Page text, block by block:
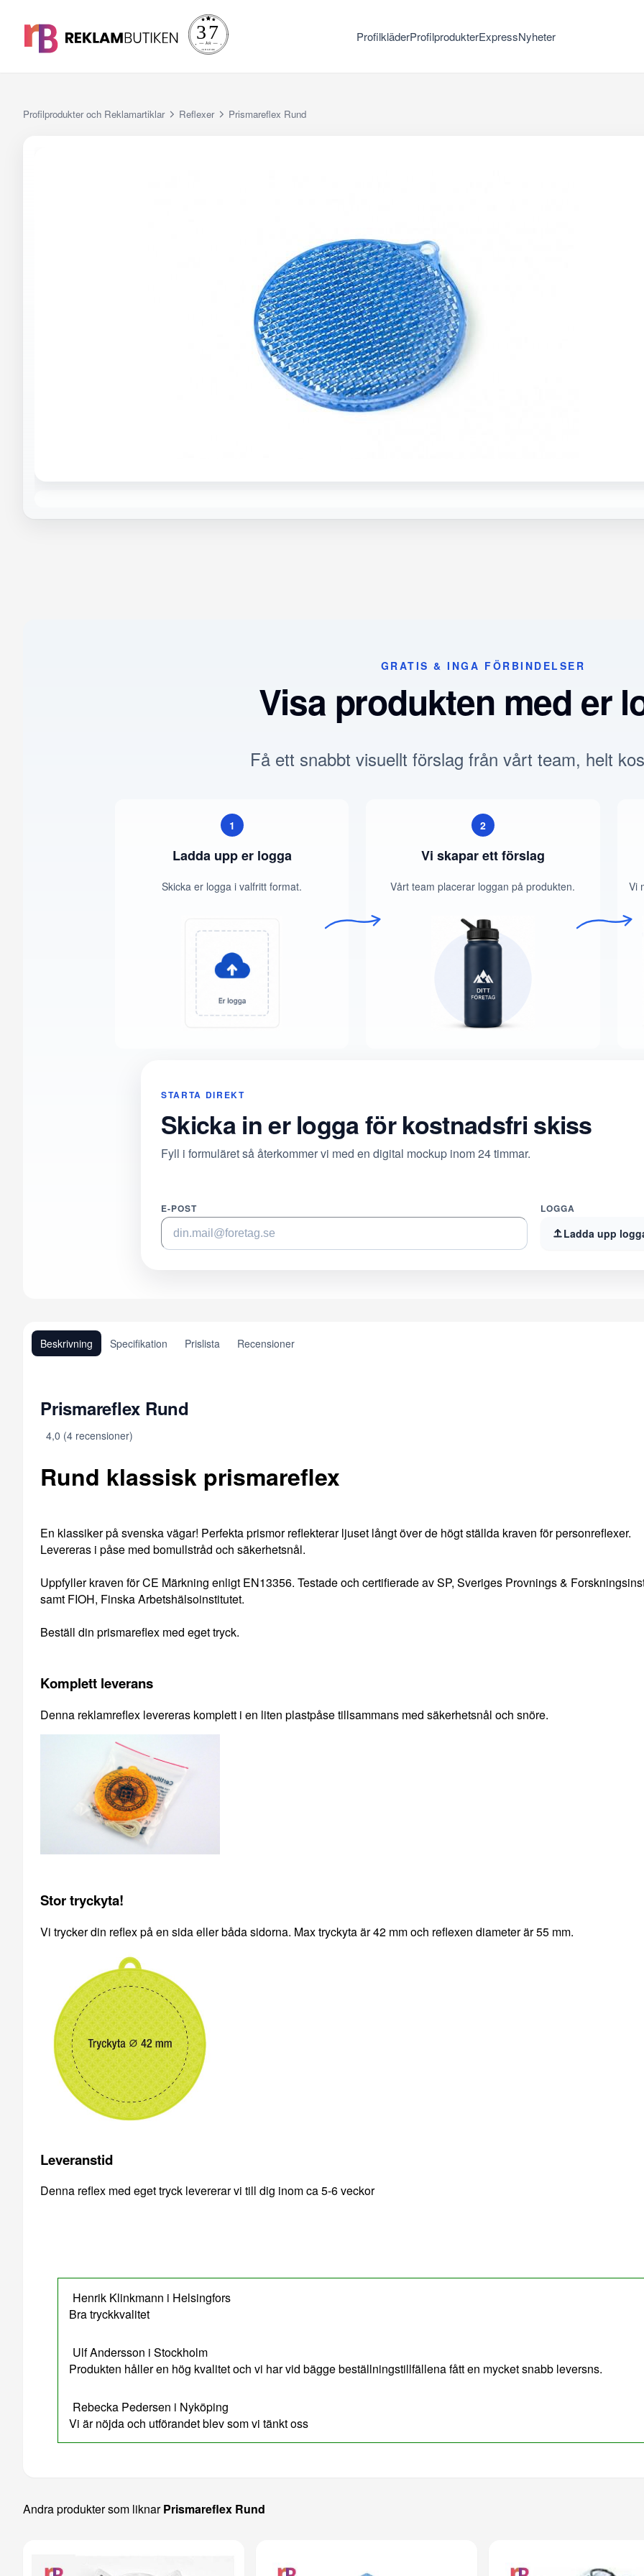
ProfilkläderProfilprodukterExpressNyheter
Profilprodukter och Reklamartiklar Reflexer Prismareflex Rund
GRATIS & INGA FÖRBINDELSER
Visa produkten med er
Få ett snabbt visuellt förslag från vårt team, helt
1
Ladda upp er logga
Skicka er logga i valfritt format.
2
Vi skapar ett förslag
Vårt team placerar loggan på produkten. Vi
STARTA DIREKT
Skicka in er logga för kostnadsfri skiss
Fyll i formuläret så återkommer vi med en digital mockup inom 24 timmar.
E-POST LOGGA
Ladda upp
Beskrivning Specifikation Prislista Recensioner
Prismareflex Rund
4,0 (4 recensioner)
Rund klassisk prismareflex
En klassiker på svenska vägar! Perfekta prismor reflekterar ljuset långt över de högt ställda kraven för personreflexer.
Levereras i påse med bomullstråd och säkerhetsnål.
Uppfyller kraven för CE Märkning enligt EN13356. Testade och certifierade av SP, Sveriges Provnings &
samt FIOH, Finska Arbetshälsoinstitutet.
Beställ din prismareflex med eget tryck.
Komplett leverans
Denna reklamreflex levereras komplett i en liten plastpåse tillsammans med säkerhetsnål och snöre.
Stor tryckyta!
Vi trycker din reflex på en sida eller båda sidorna. Max tryckyta är 42 mm och reflexen diameter är 55 mm.
Leveranstid
Denna reflex med eget tryck levererar vi till dig inom ca 5-6 veckor
Henrik Klinkmann i Helsingfors
Bra tryckkvalitet
Ulf Andersson i Stockholm
Produkten håller en hög kvalitet och vi har vid bägge beställningstillfällena fått en mycket snabb leversns.
Rebecka Pedersen i Nyköping
Vi är nöjda och utförandet blev som vi tänkt oss
Andra produkter som liknarPrismareflex Rund